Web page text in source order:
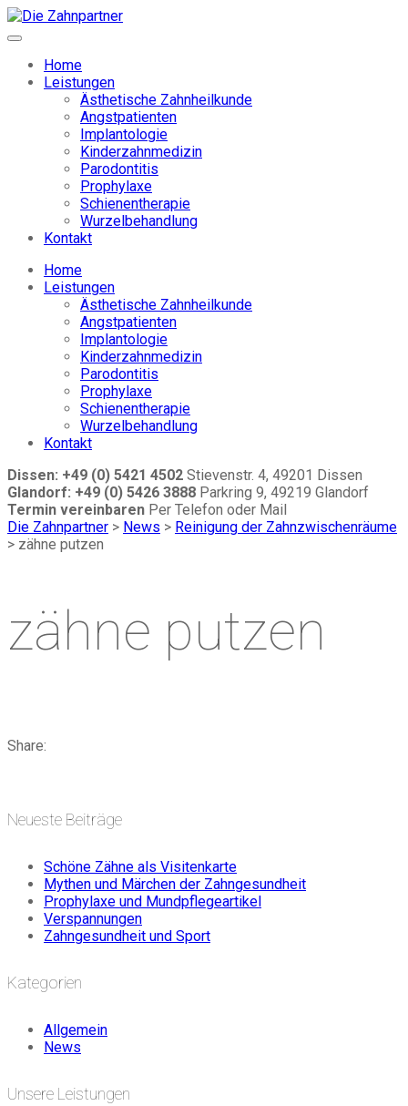
Home
Leistungen
Ästhetische Zahnheilkunde
Angstpatienten
Implantologie
Kinderzahnmedizin
Parodontitis
Prophylaxe
Schienentherapie
Wurzelbehandlung
Kontakt
Home
Leistungen
Ästhetische Zahnheilkunde
Angstpatienten
Implantologie
Kinderzahnmedizin
Parodontitis
Prophylaxe
Schienentherapie
Wurzelbehandlung
Kontakt
Dissen: +49 (0) 5421 4502 Stievenstr. 4, 49201 Dissen
Glandorf: +49 (0) 5426 3888 Parkring 9, 49219 Glandorf
Termin vereinbaren Per Telefon oder Mail
Die Zahnpartner > News > Reinigung der Zahnzwischenräume
> zähne putzen
zähne putzen
Share:
Neueste Beiträge
Schöne Zähne als Visitenkarte
Mythen und Märchen der Zahngesundheit
Prophylaxe und Mundpflegeartikel
Verspannungen
Zahngesundheit und Sport
Kategorien
Allgemein
News
Unsere Leistungen